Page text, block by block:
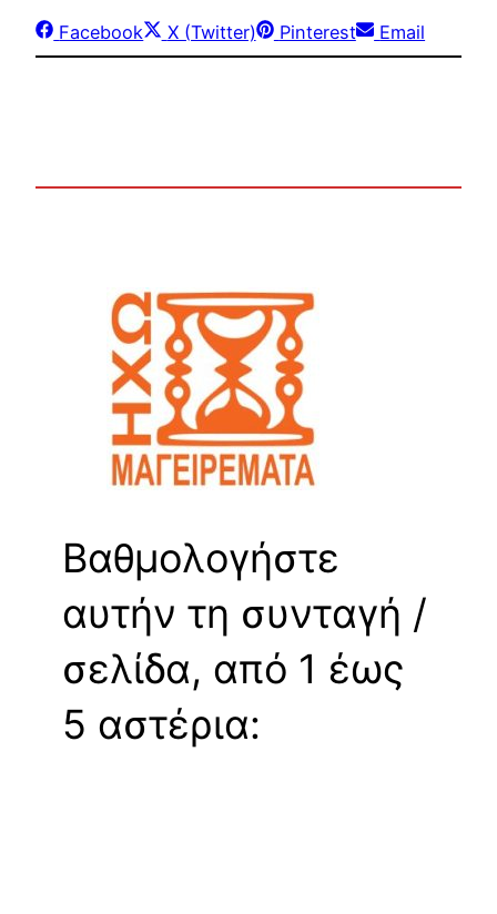
Share
on
Facebook
Share
on
X (Twitter)
Share
on
Pinterest
Share
on
Email
Βαθμολογήστε
αυτήν τη συνταγή /
σελίδα, από 1 έως
5 αστέρια: